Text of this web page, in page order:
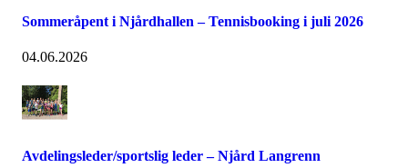
Sommeråpent i Njårdhallen – Tennisbooking i juli 2026
04.06.2026
Avdelingsleder/sportslig leder – Njård Langrenn